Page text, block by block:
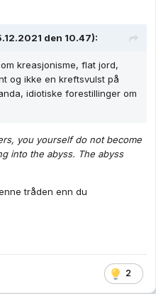
den 10.47):
kreasjonisme, flat jord,
og ikke en kreftsvulst på
idiotiske forestillinger om
you yourself do not become
into the abyss. The abyss
tråden enn du
2